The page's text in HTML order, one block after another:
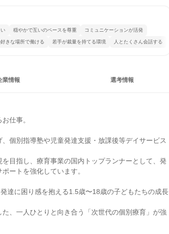
穏やかで互いのペースを尊重 コミュニケーションが活発
きな場所で働ける 若手が裁量を持てる環境 人とたくさん会話する
業情報 選考情報
仕事。
個別指導塾や児童発達支援・放課後等デイサービス
目指し、療育事業の国内トップランナーとして、発
ートを強化しています。
達に困り感を抱える1.5歳〜18歳の子どもたちの成長
、一人ひとりと向き合う「次世代の個別療育」が強